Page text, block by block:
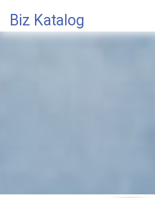
Biz Katalog